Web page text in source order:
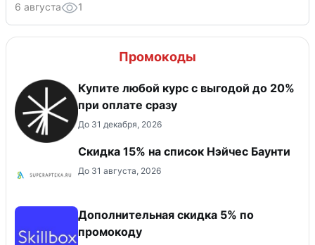
6 августа 1
Промокоды
Купите любой курс с выгодой до 20%
при оплате сразу
До 31 декабря, 2026
Скидка 15% на список Нэйчес Баунти
До 31 августа, 2026
Дополнительная скидка 5% по
промокоду